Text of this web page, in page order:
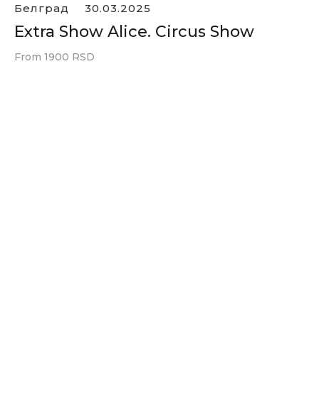
Белград 30.03.2025
Extra Show Alice. Circus Show
From 1900 RSD